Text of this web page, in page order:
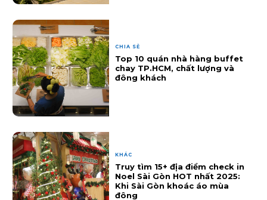
CHIA SẺ
Top 10 quán nhà hàng buffet
chay TP.HCM, chất lượng và
đông khách
KHÁC
Truy tìm 15+ địa điểm check in
Noel Sài Gòn HOT nhất 2025:
Khi Sài Gòn khoác áo mùa
đông